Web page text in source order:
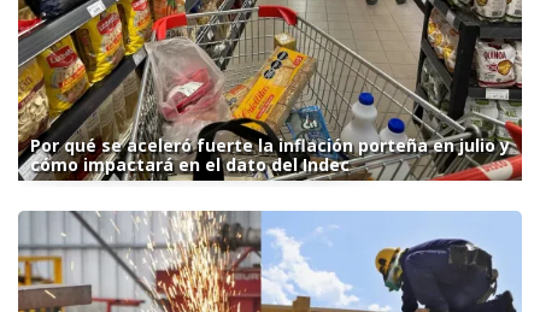
Por qué se aceleró fuerte la inflación porteña en julio y
cómo impactará en el dato del Indec